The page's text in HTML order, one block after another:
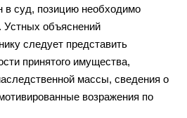
в суд, позицию необходимо
объяснений
следует представить
принятого имущества,
массы, сведения о
возражения по